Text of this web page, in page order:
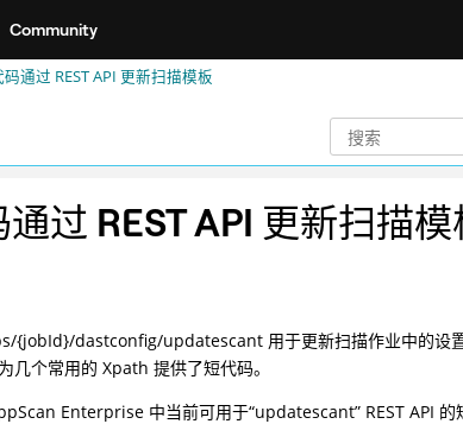
Community
通过 REST API 更新扫描模板
过 REST API 更新扫描模
{jobId}/dastconfig/updatescant 用于更新扫描作业中的设
几个常用的 Xpath 提供了短代码。
Enterprise 中当前可用于“updatescant” REST API 的